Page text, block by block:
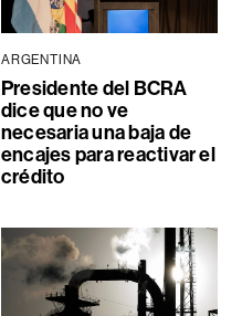
ARGENTINA
Presidente del BCRA
dice que no ve
necesaria una baja de
encajes para reactivar el
crédito